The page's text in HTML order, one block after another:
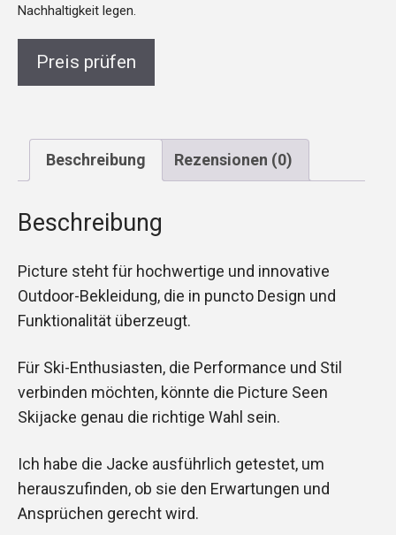
Nachhaltigkeit legen.
Preis prüfen
Beschreibung Rezensionen (0)
Beschreibung
Picture steht für hochwertige und innovative
Outdoor-Bekleidung, die in puncto Design und
Funktionalität überzeugt.
Für Ski-Enthusiasten, die Performance und Stil
verbinden möchten, könnte die Picture Seen
Skijacke genau die richtige Wahl sein.
Ich habe die Jacke ausführlich getestet, um
herauszufinden, ob sie den Erwartungen und
Ansprüchen gerecht wird.